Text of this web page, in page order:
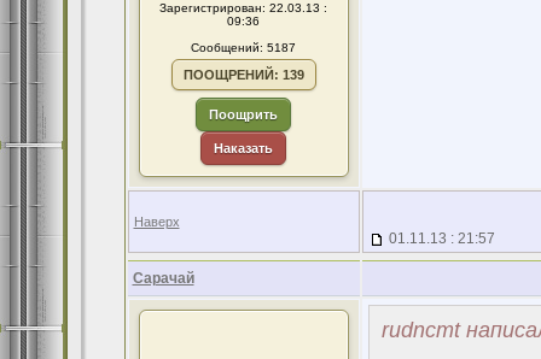
Зарегистрирован: 22.03.13 :
09:36
Сообщений: 5187
ПООЩРЕНИЙ: 139
Поощрить
Наказать
Наверх
01.11.13 : 21:57
Сарачай
rudncmt